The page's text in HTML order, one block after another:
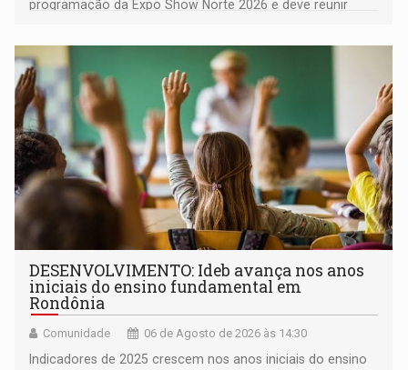
programação da Expo Show Norte 2026 e deve reunir
DESENVOLVIMENTO: Ideb avança nos anos
iniciais do ensino fundamental em
Rondônia
Comunidade 06 de Agosto de 2026 às 14:30
Indicadores de 2025 crescem nos anos iniciais do ensino